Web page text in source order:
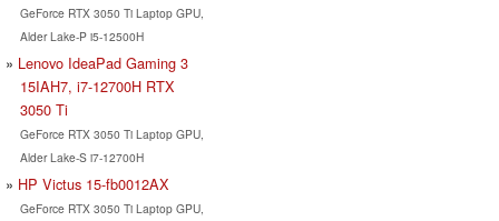
GeForce RTX 3050 Ti Laptop GPU,
Alder Lake-P i5-12500H
Lenovo IdeaPad Gaming 3
15IAH7, i7-12700H RTX
3050 Ti
GeForce RTX 3050 Ti Laptop GPU,
Alder Lake-S i7-12700H
HP Victus 15-fb0012AX
GeForce RTX 3050 Ti Laptop GPU,